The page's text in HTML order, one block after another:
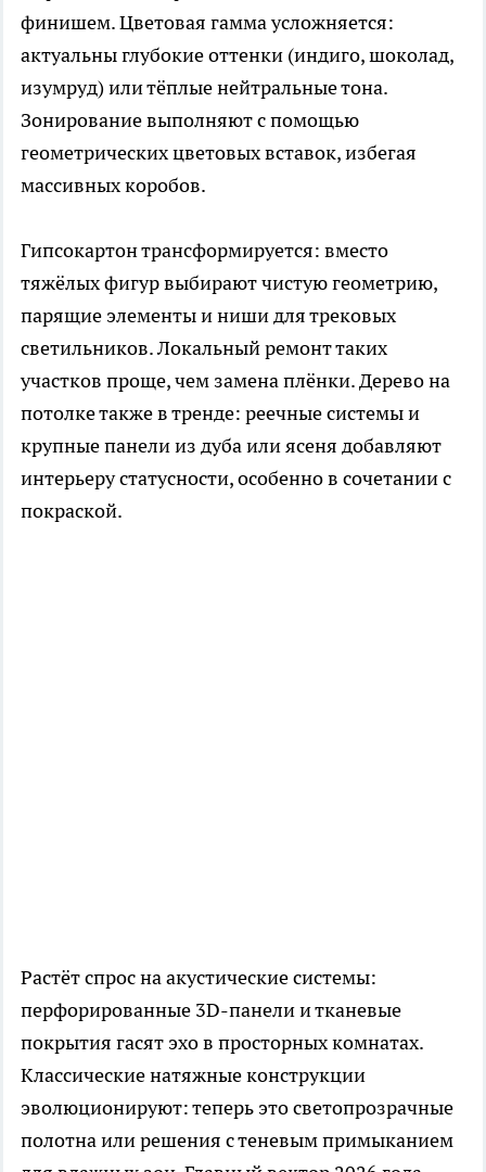
финишем. Цветовая гамма усложняется:
актуальны глубокие оттенки (индиго, шоколад,
изумруд) или тёплые нейтральные тона.
Зонирование выполняют с помощью
геометрических цветовых вставок, избегая
массивных коробов.
Гипсокартон трансформируется: вместо
тяжёлых фигур выбирают чистую геометрию,
парящие элементы и ниши для трековых
светильников. Локальный ремонт таких
участков проще, чем замена плёнки. Дерево на
потолке также в тренде: реечные системы и
крупные панели из дуба или ясеня добавляют
интерьеру статусности, особенно в сочетании с
покраской.
Растёт спрос на акустические системы:
перфорированные 3D-панели и тканевые
покрытия гасят эхо в просторных комнатах.
Классические натяжные конструкции
эволюционируют: теперь это светопрозрачные
полотна или решения с теневым примыканием